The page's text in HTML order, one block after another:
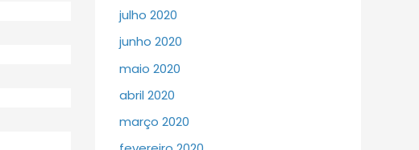
julho 2020
junho 2020
maio 2020
abril 2020
março 2020